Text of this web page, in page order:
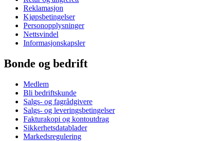
Reklamasjon
Kjøpsbetingelser
Personopplysninger
Nettsvindel
Informasjonskapsler
Bonde og bedrift
Medlem
Bli bedriftskunde
Salgs- og fagrådgivere
Salgs- og leveringsbetingelser
Fakturakopi og kontoutdrag
Sikkerhetsdatablader
Markedsregulering